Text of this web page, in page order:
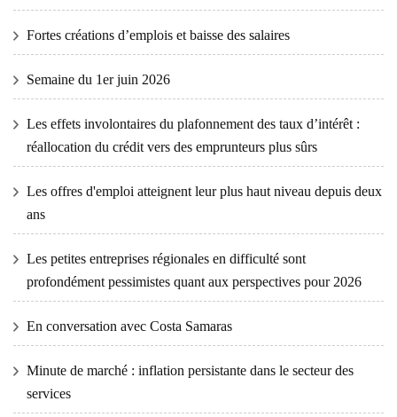
Fortes créations d’emplois et baisse des salaires
Semaine du 1er juin 2026
Les effets involontaires du plafonnement des taux d’intérêt :
réallocation du crédit vers des emprunteurs plus sûrs
Les offres d'emploi atteignent leur plus haut niveau depuis deux
ans
Les petites entreprises régionales en difficulté sont
profondément pessimistes quant aux perspectives pour 2026
En conversation avec Costa Samaras
Minute de marché : inflation persistante dans le secteur des
services